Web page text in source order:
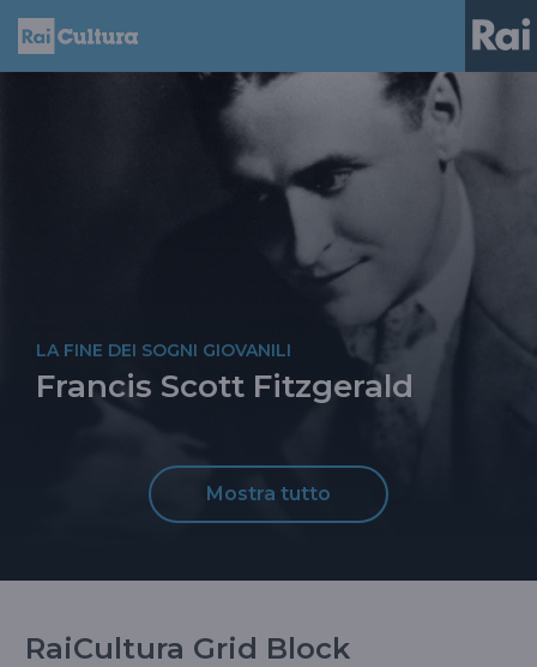
LA FINE DEI SOGNI GIOVANILI
Francis Scott Fitzgerald
Mostra tutto
RaiCultura Grid Block